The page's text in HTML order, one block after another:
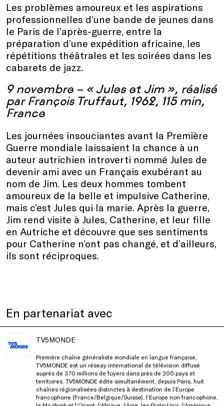
Les problèmes amoureux et les aspirations
professionnelles d’une bande de jeunes dans
le Paris de l’après-guerre, entre la
préparation d’une expédition africaine, les
répétitions théâtrales et les soirées dans les
cabarets de jazz.
9 novembre – « Jules et Jim », réalisé
par François Truffaut, 1962, 115 min,
France
Les journées insouciantes avant la Première
Guerre mondiale laissaient la chance à un
auteur autrichien introverti nommé Jules de
devenir ami avec un Français exubérant au
nom de Jim. Les deux hommes tombent
amoureux de la belle et impulsive Catherine,
mais c’est Jules qui la marie. Après la guerre,
Jim rend visite à Jules, Catherine, et leur fille
en Autriche et découvre que ses sentiments
pour Catherine n’ont pas changé, et d’ailleurs,
ils sont réciproques.
En partenariat avec
TV5MONDE
Première chaîne généraliste mondiale en langue française,
TV5MONDE est un réseay international de télévision diffusé
auprès de 370 millions de foyers dans près de 200 pays et
territoires. TV5MONDE édite simultanément, depuis Paris, huit
chaînes régionalisées distinctes à destination de l’Europe
francophone (France/Belgique/Suisse), l’Europe non francophone,